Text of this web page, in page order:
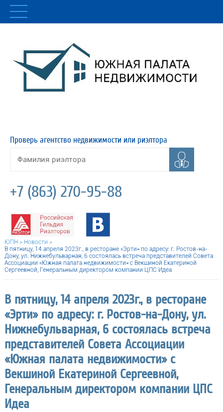
Проверь агентство недвижимости или риэлтора
+7 (863) 270-95-88
ЮПН > Новости >
В пятницу, 14 апреля 2023г., в ресторане «Эрти» по адресу: г. Ростов-на-
Дону, ул. Нижнебульварная, 6 состоялась встреча представителей Совета
Ассоциации «Южная палата недвижимости» с Векшиной Екатериной
Сергеевной, Генеральным директором компании ЦПС Идеа
В пятницу, 14 апреля 2023г., в ресторане
«Эрти» по адресу: г. Ростов-на-Дону, ул.
Нижнебульварная, 6 состоялась встреча
представителей Совета Ассоциации
«Южная палата недвижимости» с
Векшиной Екатериной Сергеевной,
Генеральным директором компании ЦПС
Идеа